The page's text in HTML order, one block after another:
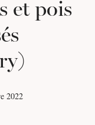
et pois
2022